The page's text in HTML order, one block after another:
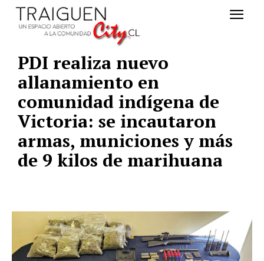
PDI realiza nuevo
allanamiento en
comunidad indígena de
Victoria: se incautaron
armas, municiones y más
de 9 kilos de marihuana